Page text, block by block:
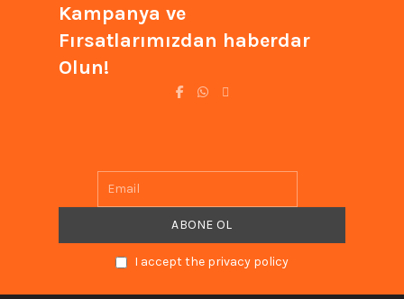
Kampanya ve
Fırsatlarımızdan haberdar
Olun!
I accept the privacy policy